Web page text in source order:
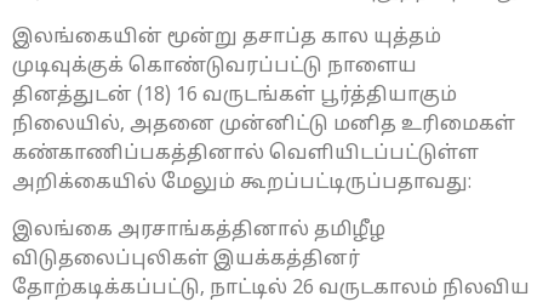
இலங்கையின் மூன்று தசாப்த கால யுத்தம்
முடிவுக்குக் கொண்டுவரப்பட்டு நாளைய
தினத்துடன் (18) 16 வருடங்கள் பூர்த்தியாகும்
நிலையில், அதனை முன்னிட்டு மனித உரிமைகள்
கண்காணிப்பகத்தினால் வெளியிடப்பட்டுள்ள
அறிக்கையில் மேலும் கூறப்பட்டிருப்பதாவது:
இலங்கை அரசாங்கத்தினால் தமிழீழ
விடுதலைப்புலிகள் இயக்கத்தினர்
தோற்கடிக்கப்பட்டு, நாட்டில் 26 வருடகாலம் நிலவிய